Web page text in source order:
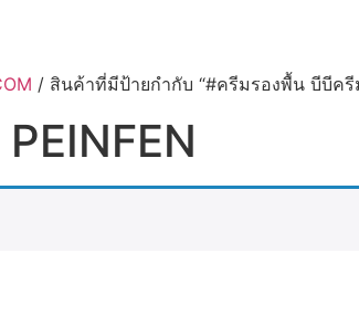
/ สินค้าที่มีป้ายกำกับ “#ครีมรองพื้น บีบีครี